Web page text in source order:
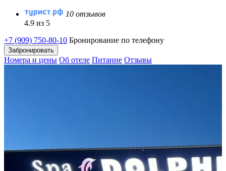
10 отзывов
4.9 из 5
+7 (909) 750-80-10 Бронирование по телефону
Забронировать
Номера и цены Об отеле Питание Отзывы